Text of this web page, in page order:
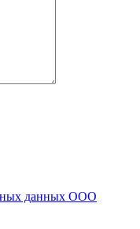
данных ООО